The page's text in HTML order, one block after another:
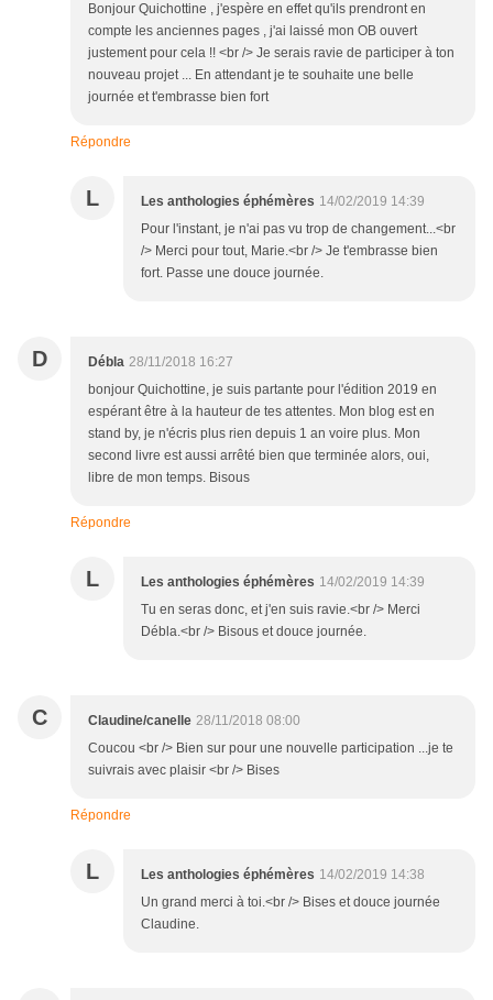
Bonjour Quichottine , j'espère en effet qu'ils prendront en
compte les anciennes pages , j'ai laissé mon OB ouvert
justement pour cela !! <br /> Je serais ravie de participer à ton
nouveau projet ... En attendant je te souhaite une belle
journée et t'embrasse bien fort
Répondre
L Les anthologies éphémères 14/02/2019 14:39
Pour l'instant, je n'ai pas vu trop de changement...<br
/> Merci pour tout, Marie.<br /> Je t'embrasse bien
fort. Passe une douce journée.
D Débla 28/11/2018 16:27
bonjour Quichottine, je suis partante pour l'édition 2019 en
espérant être à la hauteur de tes attentes. Mon blog est en
stand by, je n'écris plus rien depuis 1 an voire plus. Mon
second livre est aussi arrêté bien que terminée alors, oui,
libre de mon temps. Bisous
Répondre
L Les anthologies éphémères 14/02/2019 14:39
Tu en seras donc, et j'en suis ravie.<br /> Merci
Débla.<br /> Bisous et douce journée.
C Claudine/canelle 28/11/2018 08:00
Coucou <br /> Bien sur pour une nouvelle participation ...je te
suivrais avec plaisir <br /> Bises
Répondre
L Les anthologies éphémères 14/02/2019 14:38
Un grand merci à toi.<br /> Bises et douce journée
Claudine.